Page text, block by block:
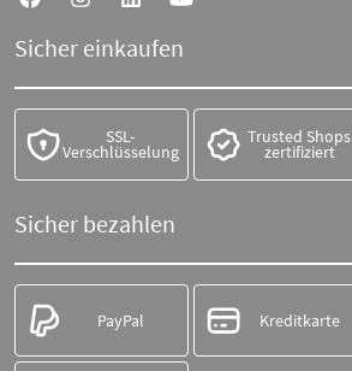
Sicher einkaufen
SSL-
Verschlüsselung
Trusted Shops
zertifiziert
Sicher bezahlen
PayPal Kreditkarte